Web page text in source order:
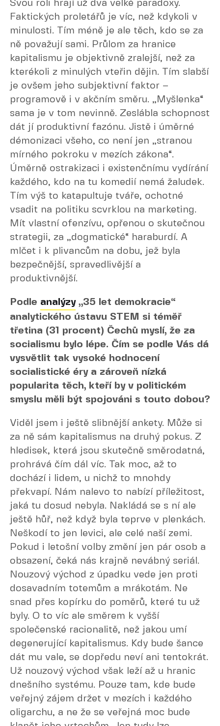
Svou roli hrají už dva velké paradoxy.
Faktických proletářů je víc, než kdykoli v
minulosti. Tím méně je ale těch, kdo se za
ně považují sami. Průlom za hranice
kapitalismu je objektivně zralejší, než za
kterékoli z minulých vteřin dějin. Tím slabší
je ovšem jeho subjektivní faktor –
programově i v akčním směru. „Myšlenka“
sama je v tom nevinně. Zeslábla schopnost
dát jí produktivní fazónu. Jistě i úměrné
démonizaci všeho, co není jen „stranou
mírného pokroku v mezích zákona“.
Úměrně ostrakizaci i existenčnímu vydírání
každého, kdo na tu komedií nemá žaludek.
Tím výš to katapultuje tváře, ochotné
vsadit na politiku scvrklou na marketing.
Mít vlastní ofenzívu, opřenou o skutečnou
strategii, za „dogmatické“ haraburdí. A
mlčet i k plivancům na dobu, jež byla
bezpečnější, spravedlivější a
produktivnější.
Podle analýzy„35 let demokracie“
analytického ústavu STEM si téměř
třetina (31 procent) Čechů myslí, že za
socialismu bylo lépe. Čím se podle Vás dá
vysvětlit tak vysoké hodnocení
socialistické éry a zároveň nízká
popularita těch, kteří by v politickém
smyslu měli být spojováni s touto dobou?
Viděl jsem i ještě slibnější ankety. Může si
za ně sám kapitalismus na druhý pokus. Z
hledisek, která jsou skutečně směrodatná,
prohrává čím dál víc. Tak moc, až to
dochází i lidem, u nichž to mnohdy
překvapí. Nám nalevo to nabízí příležitost,
jaká tu dosud nebyla. Nakládá se s ní ale
ještě hůř, než když byla teprve v plenkách.
Neškodí to jen levici, ale celé naší zemi.
Pokud i letošní volby změní jen pár osob a
obsazení, čeká nás krajně nevábný seriál.
Nouzový východ z úpadku vede jen proti
dosavadním totemům a mrákotám. Ne
snad přes kopírku do poměrů, které tu už
byly. O to víc ale směrem k vyšší
společenské racionalitě, než jakou umí
degenerující kapitalismus. Kdy bude šance
dát mu vale, se dopředu neví ani tentokrát.
Už nouzový východ však leží až u hranic
dnešního systému. Pouze tam, kde bude
veřejný zájem držet v mezích i každého
oligarchu, a ne že se veřejná moc bude